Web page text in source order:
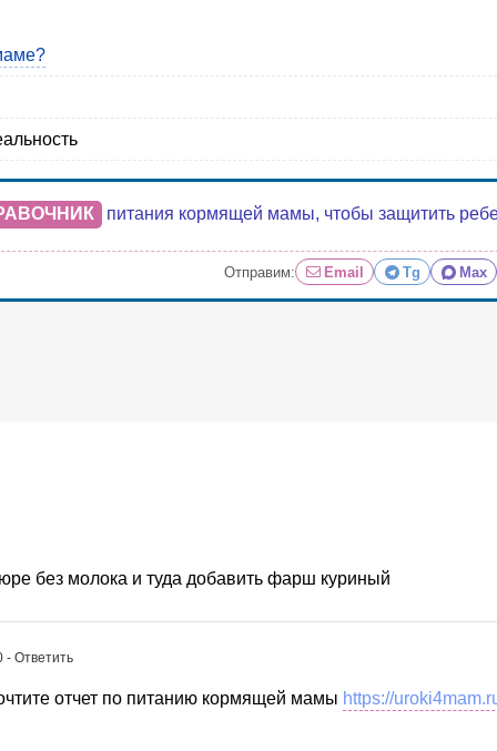
питания кормящей мамы, чтобы защитить
Отправим: Email Tg Max
без молока и туда добавить фарш куриный
- Ответить
отчет по питанию кормящей мамы https://